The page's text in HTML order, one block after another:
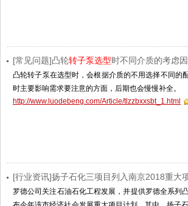
[常见问题]凸轮转子泵选型时不同介质的考虑
凸轮转子泵在选型时，会根据介质的不用选择不同的
时主要影响需求要注意的方面，后期也会慢慢补全。
http://www.luodebeng.com/Article/tlzzbxxsbt_1.html
[行业资讯]扬子石化三项目列入南京2018重大
罗德公司关注石油石化工程发展，并提供罗德全系列